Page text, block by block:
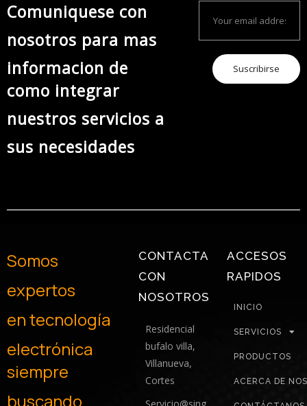
Comuniquese con
nosotros para mas
informacion de
como integrar
nuestros servicios a
sus necesidades
Suscribirse
Somos
expertos
entecnología
electrónica
siempre
buscando
CONTACTA
CON
NOSOTROS
Residencial
bufalo villa,
Villanueva,
Cortes
ACCESOS
RAPIDOS
INICIO
SERVICIOS
PRODUCTOS
ACERCA DE